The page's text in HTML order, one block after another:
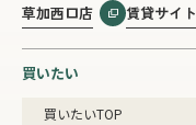
草加西口店 賃貸サイト
買いたい
買いたいTOP